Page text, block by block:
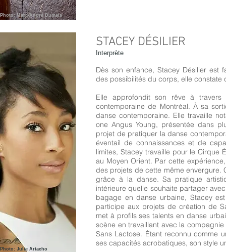
STACEY DÉSILIER
Interprète
Dès son enfance, Stacey Désilier est
des possibilités du corps, elle constate
Elle approfondit son rêve à travers
contemporaine de Montréal. À sa
danse contemporaine. Elle travaille
one Angus Young, présentée dans
projet de pratiquer la danse
éventail de connaissances et de
limites, Stacey travaille pour le Cirque
au Moyen Orient. Par cette
des projets de cette même envergure.
grâce à la danse. Sa pratique
intérieure quelle souhaite partager
bagage en danse urbaine, Stacey
participe aux projets de création de
met à profils ses talents en danse
scène en travaillant avec la
Sans Lactose. Étant reconnu comme
ses capacités acrobatiques, son style
Photo: Julie Artacho
Photo: Marc-André Dumais